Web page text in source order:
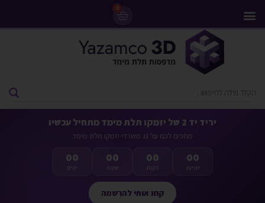
0
יריד יד 2 של יזמקו תלת מימד מתחיל עכשיו
מחכים לכם על גג משרדי יזמקו תלת מימד
00
ימים
00
שעות
00
דקות
00
שניות
קחו אותי להרשמה